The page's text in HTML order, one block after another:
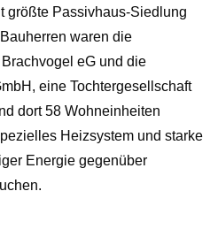
größte Passivhaus-Siedlung
waren die
eG und die
eine Tochtergesellschaft
dort 58 Wohneinheiten
Heizsystem und starke
Energie gegenüber